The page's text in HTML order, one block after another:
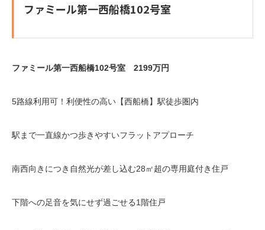
ファミール第一西船橋102号室
ファミール第一西船橋102号室 2199万円
5路線利用可！利便性の高い【西船橋】駅徒歩圏内
駅まで一直線かつ歩きやすいフラットアプローチ
南西向きにつき自然光が差し込む28㎡超の専用庭付き住戸
下階への足音を気にせず過ごせる1階住戸